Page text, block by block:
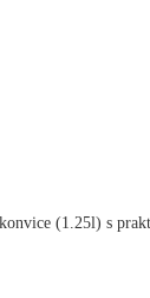
(1.25l) s